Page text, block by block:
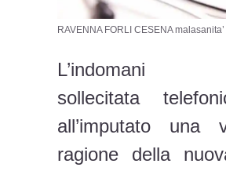
RAVENNA FORLI CESENA
L’indomani
sollecitata
all’imputato una
ragione della